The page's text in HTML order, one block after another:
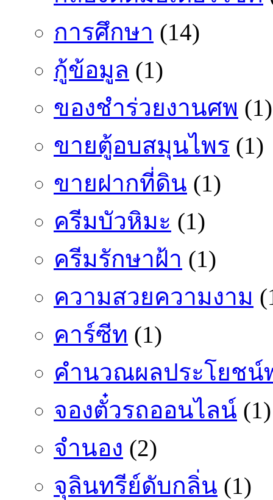
การศึกษา (14)
กู้ข้อมูล (1)
ของชำร่วยงานศพ (1)
ขายตู้อบสมุนไพร (1)
ขายฝากที่ดิน (1)
ครีมบัวหิมะ (1)
ครีมรักษาฝ้า (1)
ความสวยความงาม
คาร์ซีท (1)
คำนวณผลประโยชน์
จองตั๋วรถออนไลน์ (1)
จำนอง (2)
จุลินทรีย์ดับกลิ่น (1)